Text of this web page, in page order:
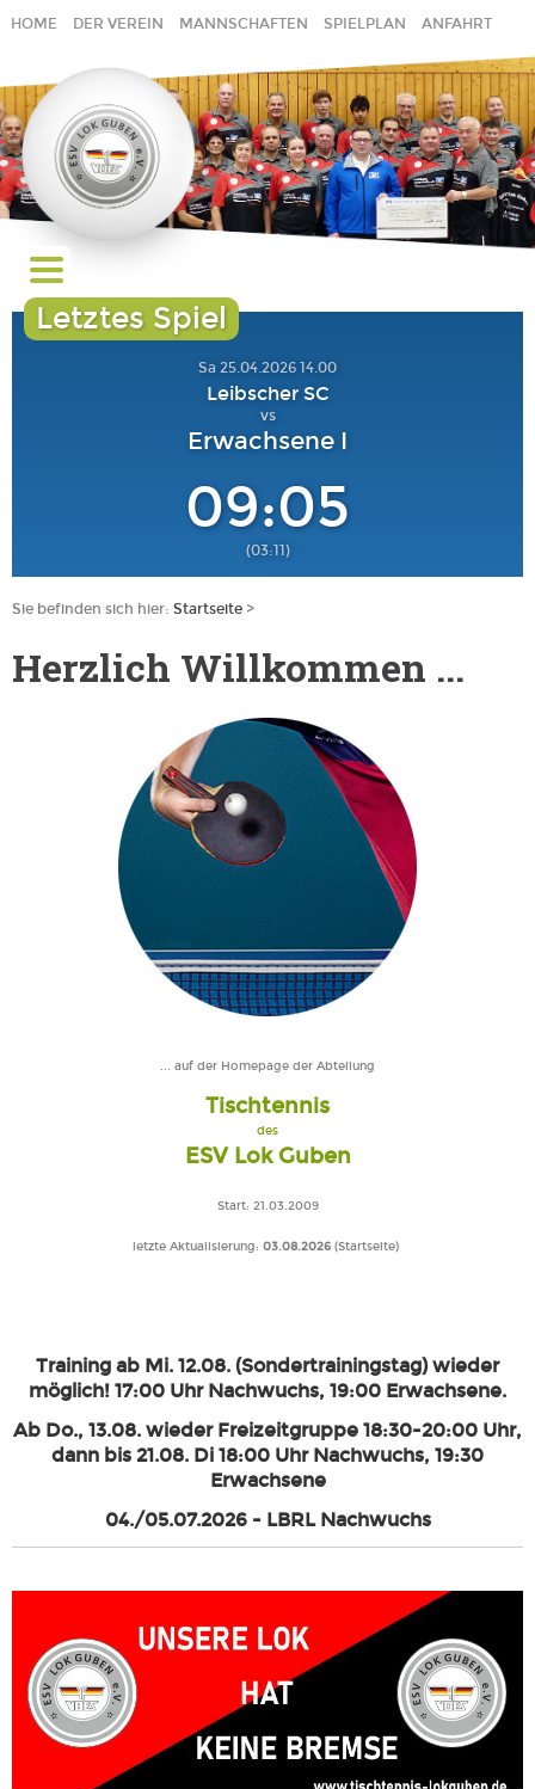
HOME DER VEREIN MANNSCHAFTEN SPIELPLAN ANFAHRT
GÄSTEBUCH LINKS IMPRESSUM
Letztes Spiel
Sa 25.04.2026 14.00
Leibscher SC
vs
Erwachsene I
09:05
(03:11)
Sie befinden sich hier: Startseite >
Herzlich Willkommen ...
... auf der Homepage der Abteilung
Tischtennis
des
ESV Lok Guben
Start: 21.03.2009
letzte Aktualisierung: 03.08.2026 (Startseite)
Training ab Mi. 12.08. (Sondertrainingstag) wieder
möglich! 17:00 Uhr Nachwuchs, 19:00 Erwachsene.
Ab Do., 13.08. wieder Freizeitgruppe 18:30-20:00 Uhr,
dann bis 21.08. Di 18:00 Uhr Nachwuchs, 19:30
Erwachsene
04./05.07.2026 - LBRL Nachwuchs